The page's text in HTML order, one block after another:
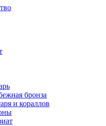
бронза
и кораллов